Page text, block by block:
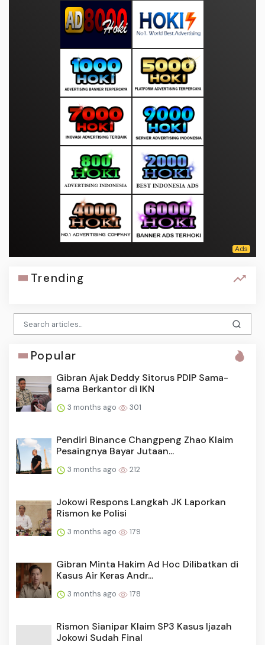
Trending
Popular
Gibran Ajak Deddy Sitorus PDIP Sama-
sama Berkantor di IKN
3 months ago 301
Pendiri Binance Changpeng Zhao Klaim
Pesaingnya Bayar Jutaan...
3 months ago 212
Jokowi Respons Langkah JK Laporkan
Rismon ke Polisi
3 months ago 179
Gibran Minta Hakim Ad Hoc Dilibatkan di
Kasus Air Keras Andr...
3 months ago 178
Rismon Sianipar Klaim SP3 Kasus Ijazah
Jokowi Sudah Final